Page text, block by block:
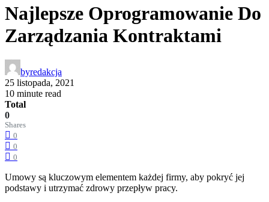
Najlepsze Oprogramowanie Do
Zarządzania Kontraktami
byredakcja
25 listopada, 2021
10 minute read
Total
0
Shares
0
0
0
Umowy są kluczowym elementem każdej firmy, aby pokryć jej
podstawy i utrzymać zdrowy przepływ pracy.